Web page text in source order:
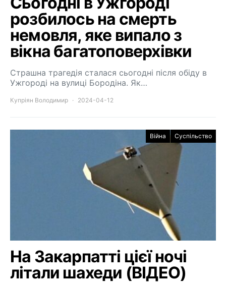
розбилось на смерть
немовля, яке випало з
вікна багатоповерхівки
Страшна трагедія сталася сьогодні після обіду в
Ужгороді на вулиці Бородіна. Як…
Купріян Володимир 2024-04-12
Війна Суспільство
На Закарпатті цієї ночі
літали шахеди (ВІДЕО)